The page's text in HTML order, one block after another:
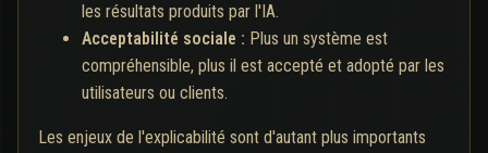
les résultats produits par l'IA.
Acceptabilité sociale : Plus un système est
compréhensible, plus il est accepté et adopté par les
utilisateurs ou clients.
Les enjeux de l'explicabilité sont d'autant plus importants